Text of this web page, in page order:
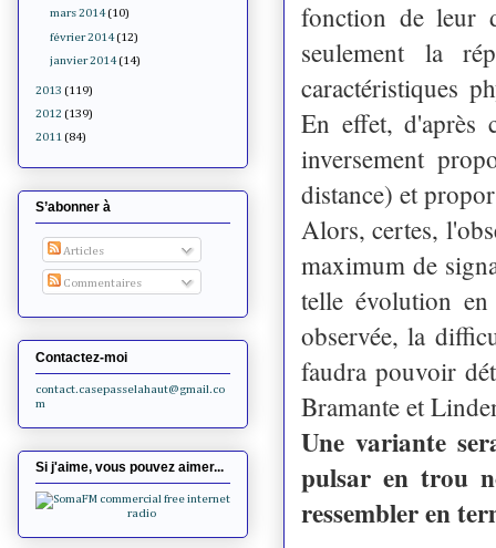
fonction de leur
seulement la
caractéristiques
En effet, d'après
inversement
distance) et
Alors, certes,
maximum de
telle évolution
observée, la
faudra pouvoir
Bramante et
Une variante
pulsar en trou
ressembler en
mars 2014 (10)
février 2014 (12)
janvier 2014 (14)
2013 (119)
2012 (139)
2011 (84)
S’abonner à
Articles
Commentaires
Contactez-moi
contact.casepasselahaut@gmail.co
m
Si j'aime, vous pouvez aimer...